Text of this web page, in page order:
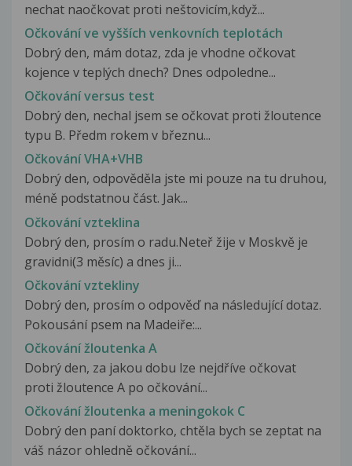
nechat naočkovat proti neštovicím,když...
Očkování ve vyšších venkovních teplotách
Dobrý den, mám dotaz, zda je vhodne očkovat
kojence v teplých dnech? Dnes odpoledne...
Očkování versus test
Dobrý den, nechal jsem se očkovat proti žloutence
typu B. Předm rokem v březnu...
Očkování VHA+VHB
Dobrý den, odpověděla jste mi pouze na tu druhou,
méně podstatnou část. Jak...
Očkování vzteklina
Dobrý den, prosím o radu.Neteř žije v Moskvě je
gravidni(3 měsíc) a dnes ji...
Očkování vztekliny
Dobrý den, prosím o odpověď na následující dotaz.
Pokousání psem na Madeiře:...
Očkování žloutenka A
Dobrý den, za jakou dobu lze nejdříve očkovat
proti žloutence A po očkování...
Očkování žloutenka a meningokok C
Dobrý den paní doktorko, chtěla bych se zeptat na
váš názor ohledně očkování...